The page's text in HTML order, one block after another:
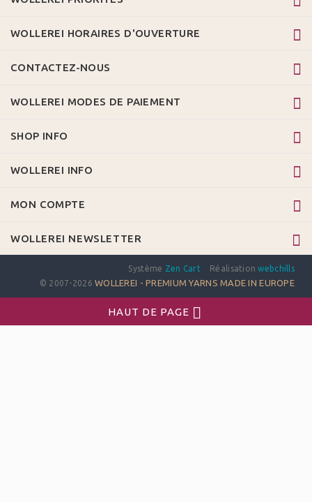
WOLLEREI HORAIRES D'OUVERTURE
CONTACTEZ-NOUS
WOLLEREI MODES DE PAIEMENT
SHOP INFO
WOLLEREI INFO
MON COMPTE
WOLLEREI NEWSLETTER
Système Zen Cart Réalisationwebchills
© 2007-2026WOLLEREI - PREMIUM YARNS MADE IN EUROPE
HAUT DE PAGE